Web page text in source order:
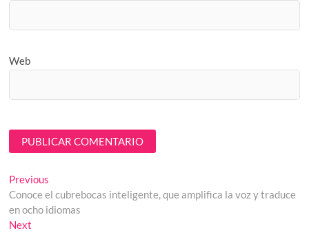
Web
Navegación
de
entradas
Previous
post:
Conoce el cubrebocas inteligente, que amplifica la voz y traduce
en ocho idiomas
Next